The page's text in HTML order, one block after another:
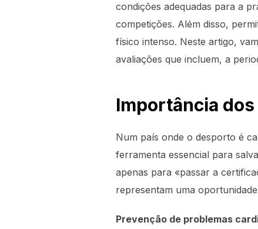
condições adequadas para a
competições. Além disso,
físico intenso. Neste artigo,
avaliações que incluem, a
Importância
Num país onde o desporto é
ferramenta essencial para
apenas para «passar a
representam uma
Prevenção de problemas